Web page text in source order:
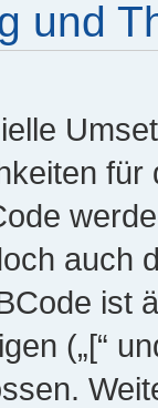
und
auch
ist
(„[“